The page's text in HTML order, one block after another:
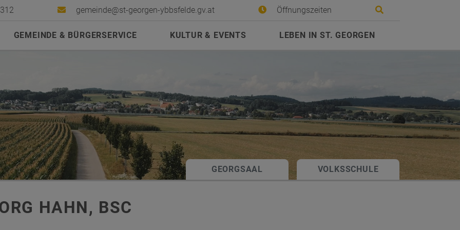
gemeinde@st-georgen-ybbsfelde.gv.at Öffnungszeiten
GEMEINDE & BÜRGERSERVICE KULTUR & EVENTS LEBEN IN ST. GEORGEN
GEORGSAAL VOLKSSCHULE
HAHN, BSC